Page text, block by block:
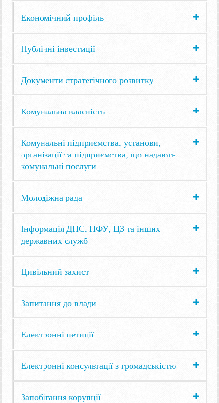
Економічний профіль
Публічні інвестиції
Документи стратегічного розвитку
Комунальна власність
Комунальні підприємства, установи,
організації та підприємства, що надають
комунальні послуги
Молодіжна рада
Інформація ДПС, ПФУ, ЦЗ та інших
державних служб
Цивільний захист
Запитання до влади
Електронні петиції
Електронні консультації з громадськістю
Запобігання корупції